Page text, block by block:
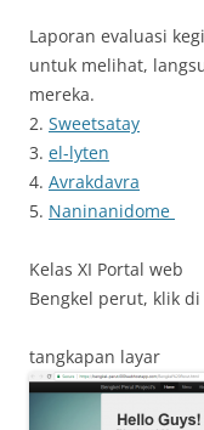
Laporan evaluasi
untuk melihat,
mereka.
2. Sweetsatay
3. el-lyten
4. Avrakdavra
5. Naninanidome
Kelas XI Portal web
Bengkel perut, klik di
tangkapan layar